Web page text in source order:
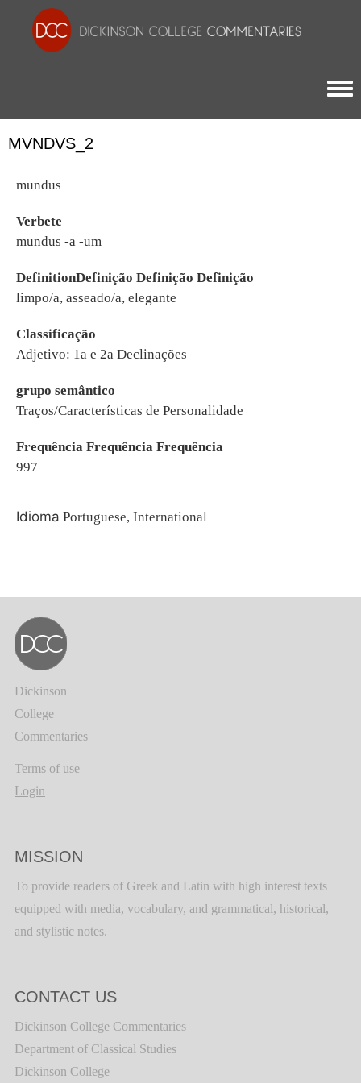
MVNDVS_2
mundus
Verbete
mundus -a -um
DefinitionDefinição Definição Definição
limpo/a, asseado/a, elegante
Classificação
Adjetivo: 1a e 2a Declinações
grupo semântico
Traços/Características de Personalidade
Frequência Frequência Frequência
997
Idioma Portuguese, International
Dickinson
College
Commentaries
Terms of use
Login
MISSION
To provide readers of Greek and Latin with high interest texts
equipped with media, vocabulary, and grammatical, historical,
and stylistic notes.
CONTACT US
Dickinson College Commentaries
Department of Classical Studies
Dickinson College